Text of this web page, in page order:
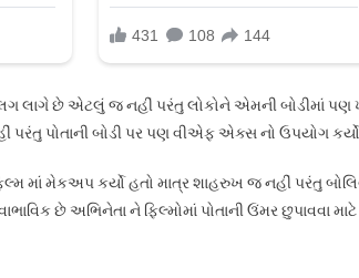
લાગે છે એટલું જ નહીં પરંતુ લોકોને એમની બોડીમાં પણ
પરંતુ પોતાની બોડી પર પણ વીએફ એક્સ નો ઉપયોગ
મેકઅપ કર્યો હતો માત્ર શાહરુખ જ નહીં પરંતુ
છે અભિનેતા ને ફિલ્મોમાં પોતાની ઉંમર છુપાવવા